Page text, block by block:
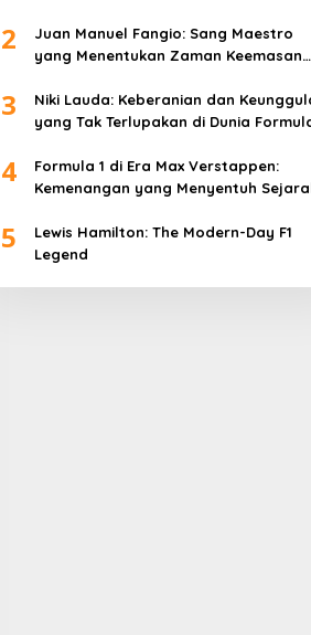
2
Juan Manuel Fangio: Sang Maestro
yang Menentukan Zaman Keemasan
3
Niki Lauda: Keberanian dan
yang Tak Terlupakan di Dunia
4
Formula 1 di Era Max Verstappen:
Kemenangan yang Menyentuh
5
Lewis Hamilton: The Modern-Day F1
Legend